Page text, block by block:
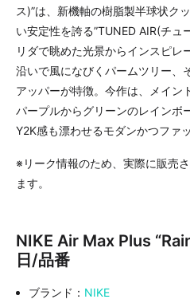
ス)”は、新機軸の樹脂製半球状ク
い安定性を誇る”TUNED AIR(チュ
リダで眺めた光景からインスピレ
沿いで風になびくパームツリー、
アッパーが特徴。今作は、メイン
パープルからグリーンのレインボ
Y2K感も漂わせるモダンかつファ
※リーク情報のため、実際に販売
ます。
NIKE Air Max Plus
日/品番
ブランド： NIKE